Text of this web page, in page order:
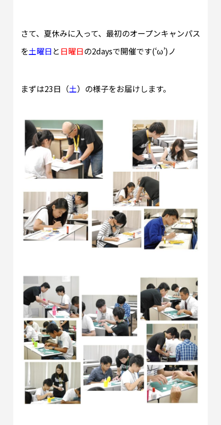
さて、夏休みに入って、最初のオープンキャンパス
を土曜日 と 日曜日の2daysで開催です(‘ω’)ノ
まずは23日（土）の様子をお届けします。